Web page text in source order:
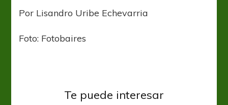
Por Lisandro Uribe Echevarria
Foto: Fotobaires
Te puede interesar
Reserva por desacuerdo